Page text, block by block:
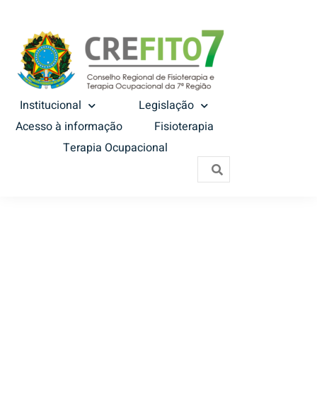
Institucional
Legislação
Acesso à informação
Fisioterapia
Terapia Ocupacional